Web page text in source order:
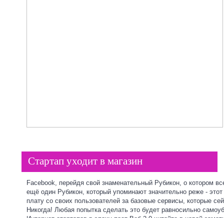
Стартап уходит в магазин
Facebook, перейдя свой знаменательный Рубикон, о котором
ещё один Рубикон, который упоминают значительно реже -
плату со своих пользователей за базовые сервисы, которые
Никогда! Любая попытка сделать это будет равносильно